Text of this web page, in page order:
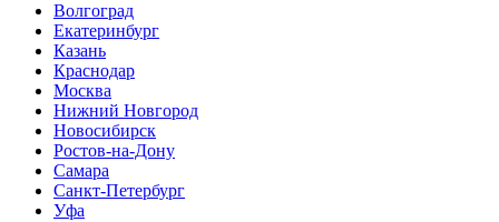
Волгоград
Екатеринбург
Казань
Краснодар
Москва
Нижний Новгород
Новосибирск
Ростов-на-Дону
Самара
Санкт-Петербург
Уфа